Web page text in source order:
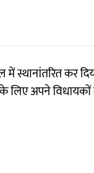
स्थानांतरित कर
लिए अपने